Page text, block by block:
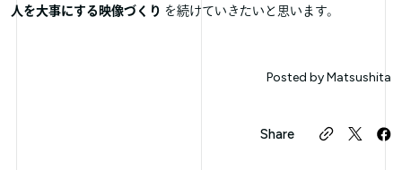
人を大事にする映像づくり を続けていきたいと思います。
Posted byMatsushita
Share